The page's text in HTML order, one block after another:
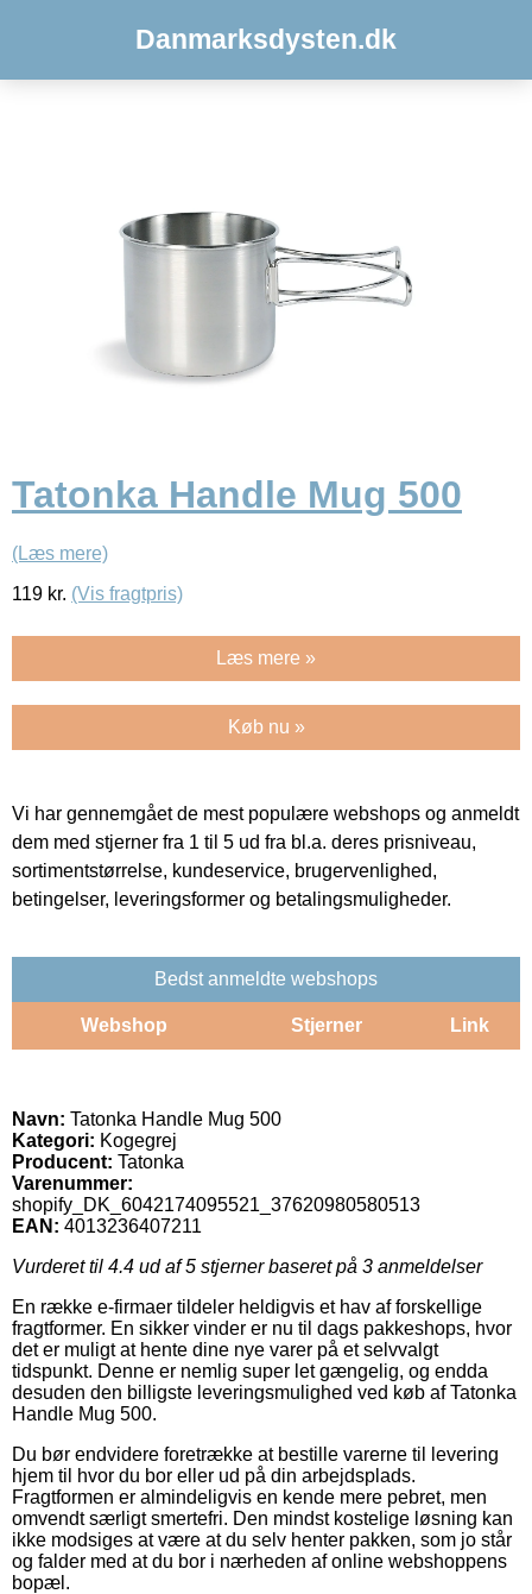
Danmarksdysten.dk
Tatonka Handle Mug 500
(Læs mere)
119 kr. (Vis fragtpris)
Læs mere »
Køb nu »
Vi har gennemgået de mest populære webshops og anmeldt
dem med stjerner fra 1 til 5 ud fra bl.a. deres prisniveau,
sortimentstørrelse, kundeservice, brugervenlighed,
betingelser, leveringsformer og betalingsmuligheder.
Bedst anmeldte webshops
Webshop Stjerner Link
Navn: Tatonka Handle Mug 500
Kategori: Kogegrej
Producent: Tatonka
Varenummer:
shopify_DK_6042174095521_37620980580513
EAN: 4013236407211
Vurderet til 4.4 ud af 5 stjerner baseret på 3 anmeldelser
En række e-firmaer tildeler heldigvis et hav af forskellige
fragtformer. En sikker vinder er nu til dags pakkeshops, hvor
det er muligt at hente dine nye varer på et selvvalgt
tidspunkt. Denne er nemlig super let gængelig, og endda
desuden den billigste leveringsmulighed ved køb af Tatonka
Handle Mug 500.
Du bør endvidere foretrække at bestille varerne til levering
hjem til hvor du bor eller ud på din arbejdsplads.
Fragtformen er almindeligvis en kende mere pebret, men
omvendt særligt smertefri. Den mindst kostelige løsning kan
ikke modsiges at være at du selv henter pakken, som jo står
og falder med at du bor i nærheden af online webshoppens
bopæl.